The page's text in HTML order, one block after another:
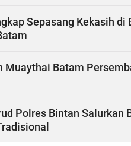
Sepasang Kekasih
Muaythai Batam
Polres Bintan Salurkan